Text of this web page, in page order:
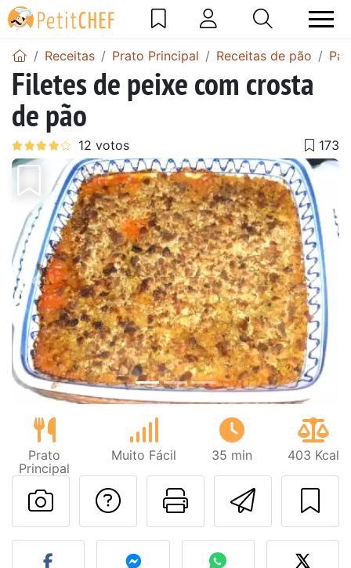
Receitas Prato Principal Receitas de pão
Filetes de peixe com crosta
de pão
Anterior Next
Prato
Principal
Muito Fácil 35 min 403 Kcal
Imprima
Falar com o autor
Fez esta receita?